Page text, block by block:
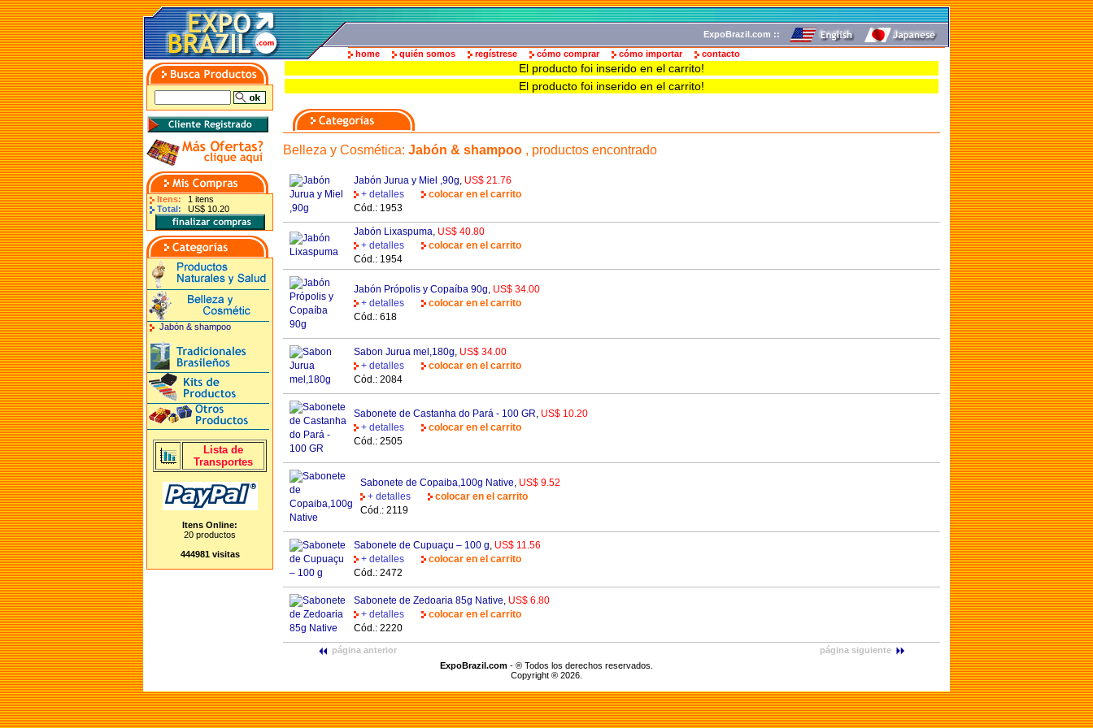
ExpoBrazil.com ::
home quién somos regístrese cómo comprar cómo importar contacto
Itens:
1 itens
Total:
US$ 10.20
Jabón & shampoo
Lista de
Transportes
Itens Online:
20 productos
444981 visitas
El producto foi inserido en el carrito!
El producto foi inserido en el carrito!
Belleza y Cosmética: Jabón & shampoo , productos encontrado
Jabón Jurua y Miel ,90g, US$ 21.76
+ detalles
colocar en el carrito
Cód.: 1953
Jabón Lixaspuma, US$ 40.80
+ detalles
colocar en el carrito
Cód.: 1954
Jabón Própolis y Copaíba 90g, US$ 34.00
+ detalles
colocar en el carrito
Cód.: 618
Sabon Jurua mel,180g, US$ 34.00
+ detalles
colocar en el carrito
Cód.: 2084
Sabonete de Castanha do Pará - 100 GR, US$ 10.20
+ detalles
colocar en el carrito
Cód.: 2505
Sabonete de Copaiba,100g Native, US$ 9.52
+ detalles
colocar en el carrito
Cód.: 2119
Sabonete de Cupuaçu – 100 g, US$ 11.56
+ detalles
colocar en el carrito
Cód.: 2472
Sabonete de Zedoaria 85g Native, US$ 6.80
+ detalles
colocar en el carrito
Cód.: 2220
página anterior
página siguiente
ExpoBrazil.com - ® Todos los derechos reservados.
Copyright ® 2026.